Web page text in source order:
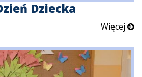
Dziecka
Więcej